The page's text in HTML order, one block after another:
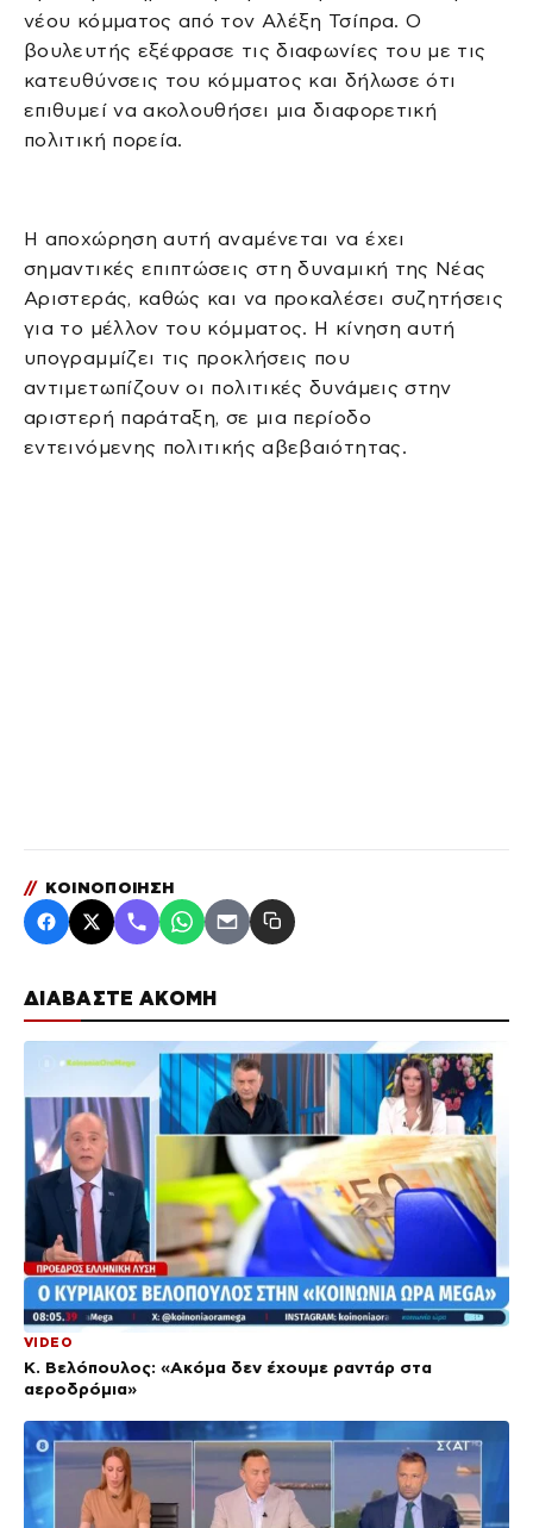
ΔΙΑΒΑΣΤΕ ΑΚΟΜΗ
VIDEO
Κ. Βελόπουλος: «Ακόμα δεν έχουμε ραντάρ στα
αεροδρόμια»
νέου κόμματος από τον Αλέξη Τσίπρα. Ο
βουλευτής εξέφρασε τις διαφωνίες του με τις
κατευθύνσεις του κόμματος και δήλωσε ότι
επιθυμεί να ακολουθήσει μια διαφορετική
πολιτική πορεία.
Η αποχώρηση αυτή αναμένεται να έχει
σημαντικές επιπτώσεις στη δυναμική της Νέας
Αριστεράς, καθώς και να προκαλέσει συζητήσεις
για το μέλλον του κόμματος. Η κίνηση αυτή
υπογραμμίζει τις προκλήσεις που
αντιμετωπίζουν οι πολιτικές δυνάμεις στην
αριστερή παράταξη, σε μια περίοδο
εντεινόμενης πολιτικής αβεβαιότητας.
// ΚΟΙΝΟΠΟΙΗΣΗ